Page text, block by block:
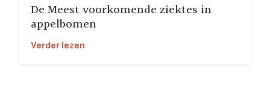
De Meest voorkomende ziektes in
appelbomen
Verder lezen